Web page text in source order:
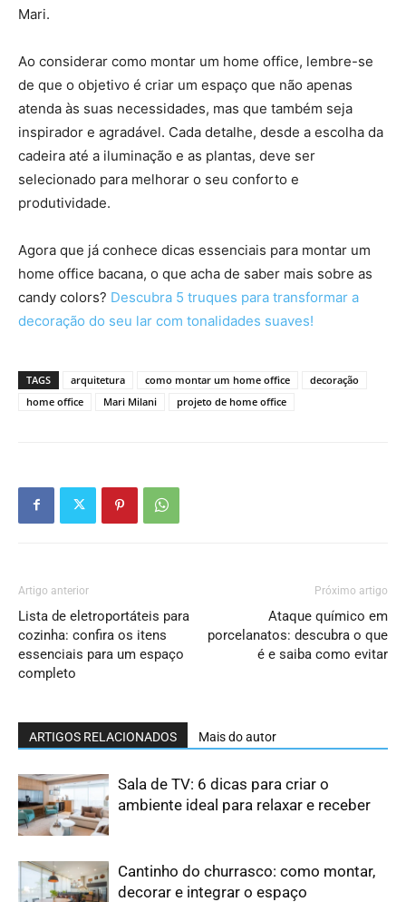
Mari.
Ao considerar como montar um home office, lembre-se
de que o objetivo é criar um espaço que não apenas
atenda às suas necessidades, mas que também seja
inspirador e agradável. Cada detalhe, desde a escolha da
cadeira até a iluminação e as plantas, deve ser
selecionado para melhorar o seu conforto e
produtividade.
Agora que já conhece dicas essenciais para montar um
home office bacana, o que acha de saber mais sobre as
candy colors? Descubra 5 truques para transformar a
decoração do seu lar com tonalidades suaves!
TAGS arquitetura como montar um home office
decoração
home office
Mari Milani projeto de home office
Artigo anterior
Lista de eletroportáteis para
cozinha: confira os itens
essenciais para um espaço
completo
Próximo artigo
Ataque químico em
porcelanatos: descubra o que
é e saiba como evitar
ARTIGOS RELACIONADOS Mais do autor
Sala de TV: 6 dicas para criar o
ambiente ideal para relaxar e receber
Cantinho do churrasco: como montar,
decorar e integrar o espaço